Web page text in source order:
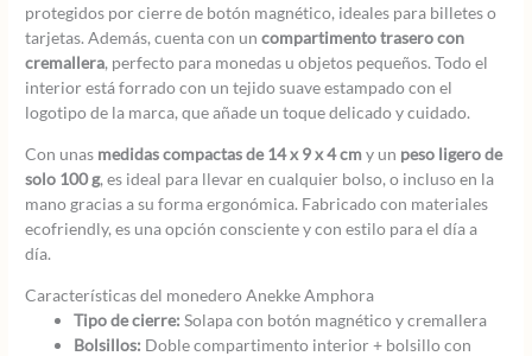
protegidos por cierre de botón magnético, ideales para billetes o
tarjetas. Además, cuenta con uncompartimento trasero con
cremallera, perfecto para monedas u objetos pequeños. Todo el
interior está forrado con un tejido suave estampado con el
logotipo de la marca, que añade un toque delicado y cuidado.
Con unas medidas compactas de 14 x 9 x 4 cmy un peso ligero de
solo 100 g, es ideal para llevar en cualquier bolso, o incluso en la
mano gracias a su forma ergonómica. Fabricado con materiales
ecofriendly, es una opción consciente y con estilo para el día a
día.
Características del monedero Anekke Amphora
Tipo de cierre: Solapa con botón magnético y cremallera
Bolsillos: Doble compartimento interior + bolsillo con